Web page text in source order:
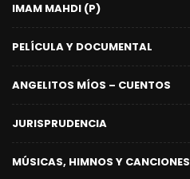
IMAM MAHDI (P)
PELÍCULA Y DOCUMENTAL
ANGELITOS MÍOS – CUENTOS
JURISPRUDENCIA
MÚSICAS, HIMNOS Y CANCIONES